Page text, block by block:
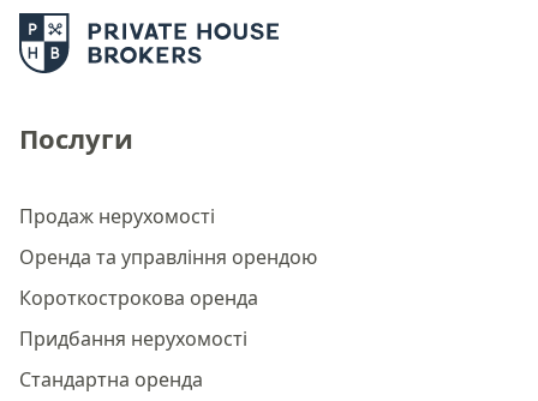
Послуги
Продаж нерухомості
Оренда та управління орендою
Короткострокова оренда
Придбання нерухомості
Стандартна оренда